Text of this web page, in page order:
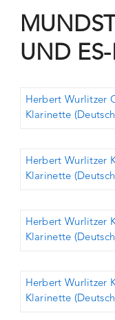
UND
Herbert Wurlitzer
Klarinette
Herbert Wurlitzer
Klarinette
Herbert Wurlitzer
Klarinette
Herbert Wurlitzer
Klarinette